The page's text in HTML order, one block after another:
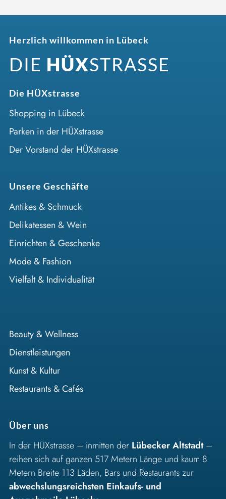
Herzlich willkommen in Lübeck
DIE HÜXSTRASSE
Die HÜXstrasse
Shopping in Lübeck
Parken in der HÜXstrasse
Der Vorstand der HÜXstrasse
Unsere Geschäfte
Antikes & Schmuck
Delikatessen & Wein
Einrichten & Geschenke
Mode & Fashion
Vielfalt & Individualität
Beauty & Wellness
Dienstleistungen
Kunst & Kultur
Restaurants & Cafés
Über uns
In der HÜXstrasse – inmitten der Lübecker Altstadt–
reihen sich auf ganzen 517 Metern Länge und kaum 8
Metern Breite 113 Läden, Bars und Restaurants zur
abwechslungsreichsten Einkaufs- und